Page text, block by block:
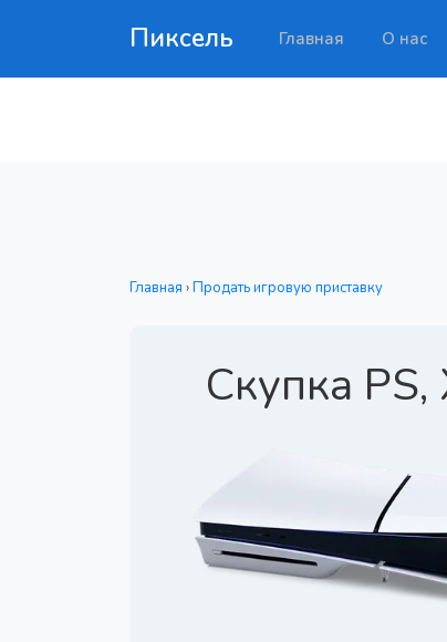
Пиксель Главная О нас
Главная ›Продать игровую приставку
Скупка